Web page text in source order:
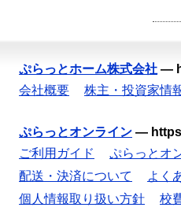
ぷらっとホーム株式会社 —
会社概要
株主・投資家情
ぷらっとオンライン —
ご利用ガイド
ぷらっとオ
配送・決済について
よく
個人情報取り扱い方針
校